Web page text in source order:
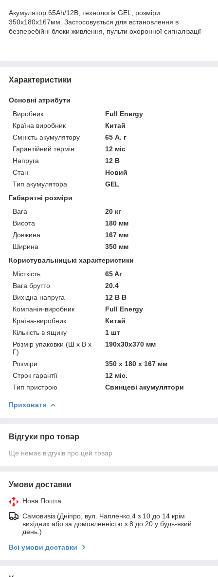
Акумулятор 65Ah/12В, технологія GEL, розміри:
350x180x167мм. Застосовується для встановлення в
безперебійні блоки живлення, пульти охоронної сигналізації
Характеристики
Основні атрибути
Виробник
Full Energy
Країна виробник
Китай
Ємність акумулятору
65 А. г
Гарантійний термін
12 міс
Напруга
12 В
Стан
Новий
Тип акумулятора
GEL
Габаритні розміри
Вага
20 кг
Висота
180 мм
Довжина
167 мм
Ширина
350 мм
Користувальницькі характеристики
Місткість
65 Aг
Вага брутто
20.4
Вихідна напруга
12 В В
Компанія-виробник
Full Energy
Країна-виробник
Китай
Кількість в ящику
1 шт
Розмір упаковки (Ш х В х
Г)
190x30x370 мм
Розміри
350 x 180 x 167 мм
Строк гарантії
12 міс.
Тип пристрою
Свинцеві акумулятори
Приховати
Відгуки про товар
Ще немає відгуків про цей товар
Умови доставки
Нова Пошта
Самовивіз (Дніпро, вул. Чапленко,4 з 10 до 14 крім
вихідних або за домовленністю з 8 до 20 у будь-який
день.)
Всі умови доставки